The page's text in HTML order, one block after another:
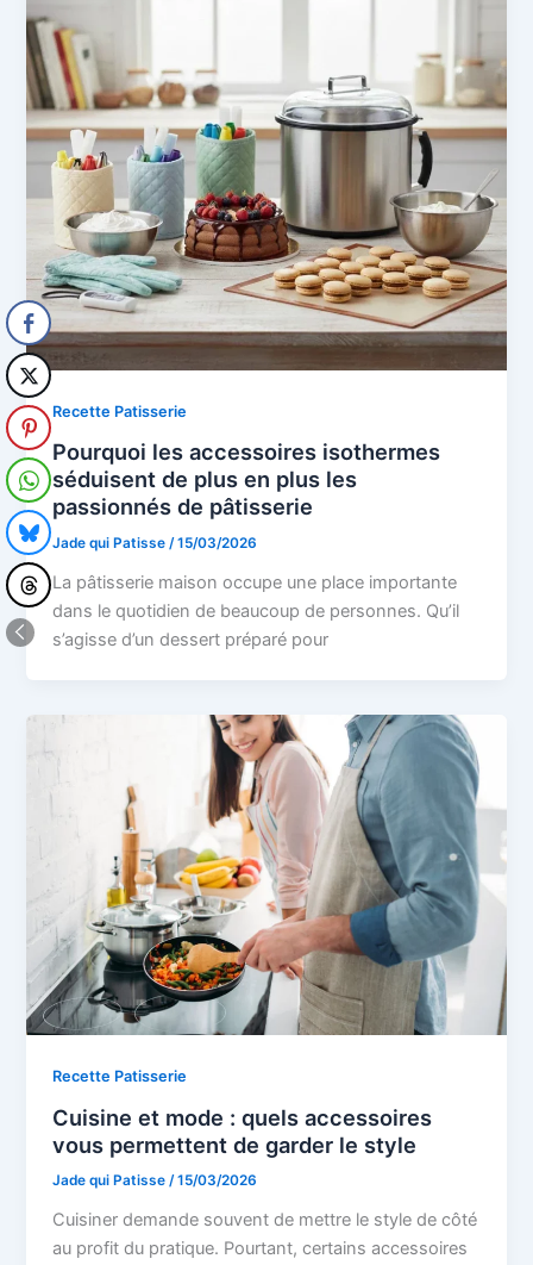
Recette Patisserie
Pourquoi les accessoires isothermes
séduisent de plus en plus les
passionnés de pâtisserie
Jade qui Patisse/15/03/2026
La pâtisserie maison occupe une place importante
dans le quotidien de beaucoup de personnes. Qu’il
s’agisse d’un dessert préparé pour
Recette Patisserie
Cuisine et mode : quels accessoires
vous permettent de garder le style
Jade qui Patisse/15/03/2026
Cuisiner demande souvent de mettre le style de côté
au profit du pratique. Pourtant, certains accessoires